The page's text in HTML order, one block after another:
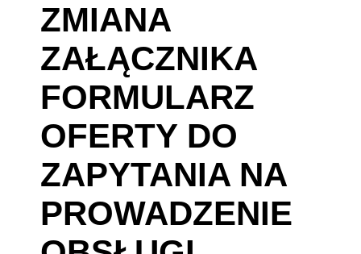
ZMIANA
ZAŁĄCZNIKA
FORMULARZ
OFERTY DO
ZAPYTANIA NA
PROWADZENIE